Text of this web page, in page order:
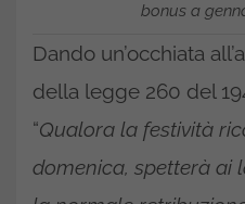
bonus a
Dando un’occhiata
della legge 260 del
“Qualora la festività
domenica, spetterà ai